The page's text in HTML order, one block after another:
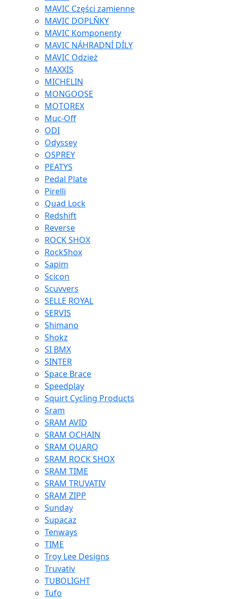
MAVIC Części zamienne
MAVIC DOPLŇKY
MAVIC Komponenty
MAVIC NÁHRADNÍ DÍLY
MAVIC Odzież
MAXXIS
MICHELIN
MONGOOSE
MOTOREX
Muc-Off
ODI
Odyssey
OSPREY
PEATYS
Pedal Plate
Pirelli
Quad Lock
Redshift
Reverse
ROCK SHOX
RockShox
Sapim
Scicon
Scuvvers
SELLE ROYAL
SERVIS
Shimano
Shokz
SI BMX
SINTER
Space Brace
Speedplay
Squirt Cycling Products
Sram
SRAM AVID
SRAM OCHAIN
SRAM QUARQ
SRAM ROCK SHOX
SRAM TIME
SRAM TRUVATIV
SRAM ZIPP
Sunday
Supacaz
Tenways
TIME
Troy Lee Designs
Truvativ
TUBOLIGHT
Tufo